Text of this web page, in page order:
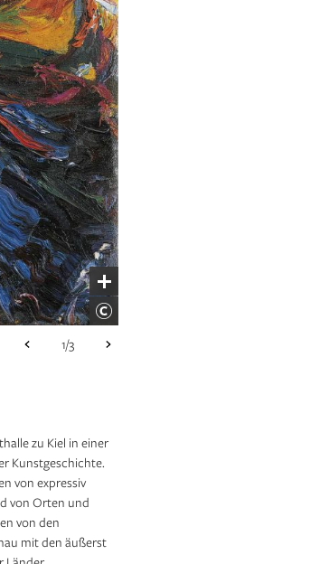
1/3
1/3
zu Kiel in einer
Kunstgeschichte.
von expressiv
von Orten und
von den
mit den äußerst